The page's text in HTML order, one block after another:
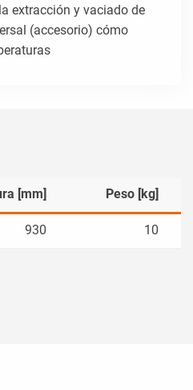
extracción y vaciado de
(accesorio) cómo
[mm] Peso [kg]
930 10